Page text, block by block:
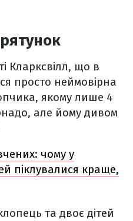
Кларксвілл, що в
просто неймовірна
якому лише 4
але йому дивом
чому у
піклувалися краще,
та двоє дітей